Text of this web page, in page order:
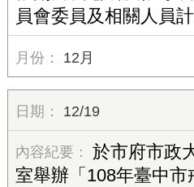
員會委員及相關人員
12月
12/19
於市府市政
室舉辦「108年臺中